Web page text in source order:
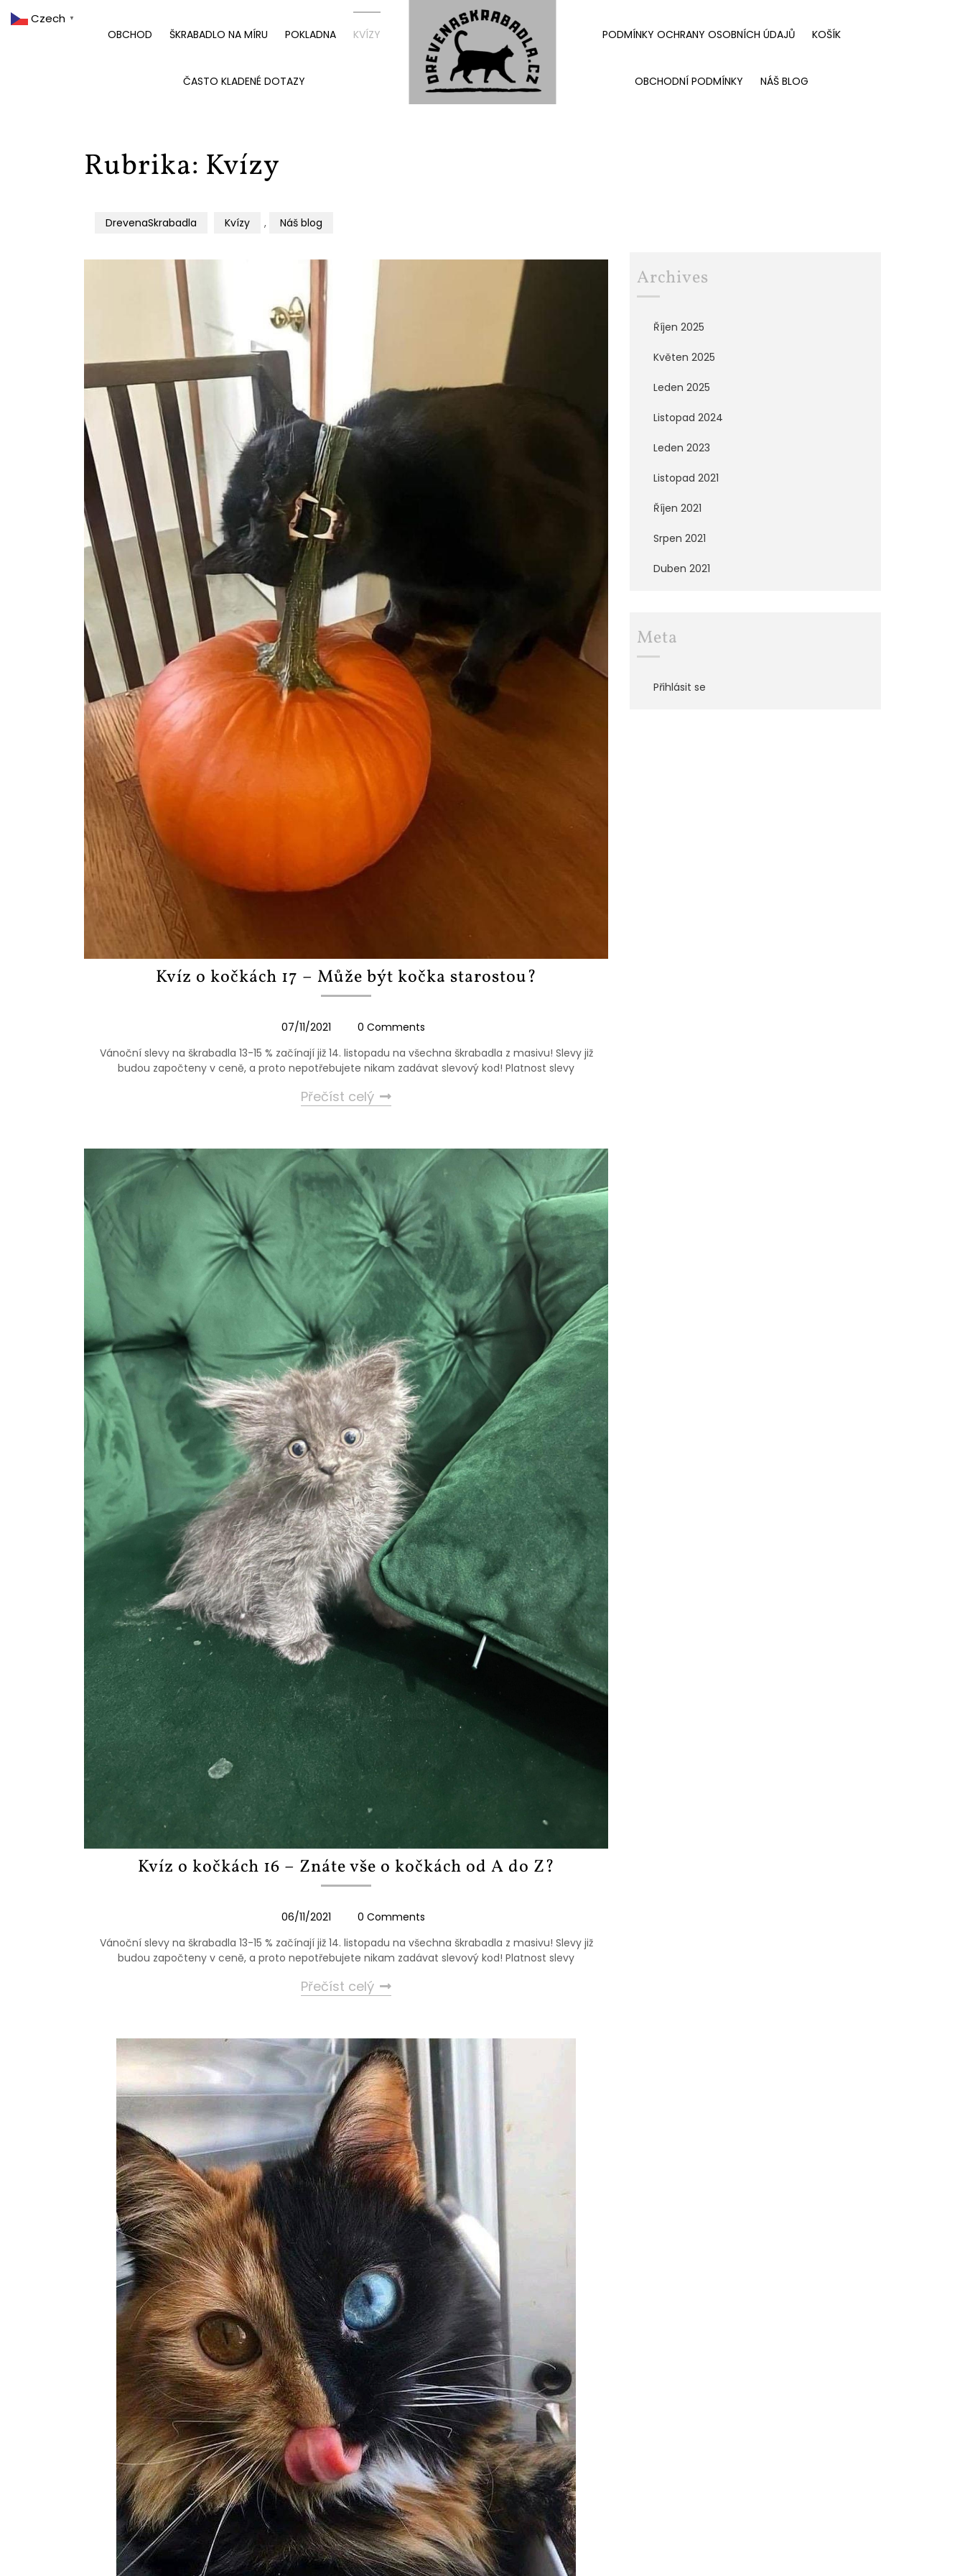
OBCHOD ŠKRABADLO NA MÍRU POKLADNA KVÍZY
ČASTO KLADENÉ DOTAZY
PODMÍNKY OCHRANY OSOBNÍCH ÚDAJŮ KOŠÍK
OBCHODNÍ PODMÍNKY NÁŠ BLOG
Rubrika: Kvízy
DrevenaSkrabadla Kvízy , Náš blog
Kvíz o kočkách 17 – Může být kočka starostou?
07/11/2021
0 Comments
Vánoční slevy na škrabadla 13-15 % začínají již 14. listopadu na všechna škrabadla z masivu! Slevy již
budou započteny v ceně, a proto nepotřebujete nikam zadávat slevový kod! Platnost slevy
Přečíst celý
Kvíz o kočkách 16 – Znáte vše o kočkách od A do Z?
06/11/2021
0 Comments
Vánoční slevy na škrabadla 13-15 % začínají již 14. listopadu na všechna škrabadla z masivu! Slevy již
budou započteny v ceně, a proto nepotřebujete nikam zadávat slevový kod! Platnost slevy
Přečíst celý
Archives
Říjen 2025
Květen 2025
Leden 2025
Listopad 2024
Leden 2023
Listopad 2021
Říjen 2021
Srpen 2021
Duben 2021
Meta
Přihlásit se
Czech ▼